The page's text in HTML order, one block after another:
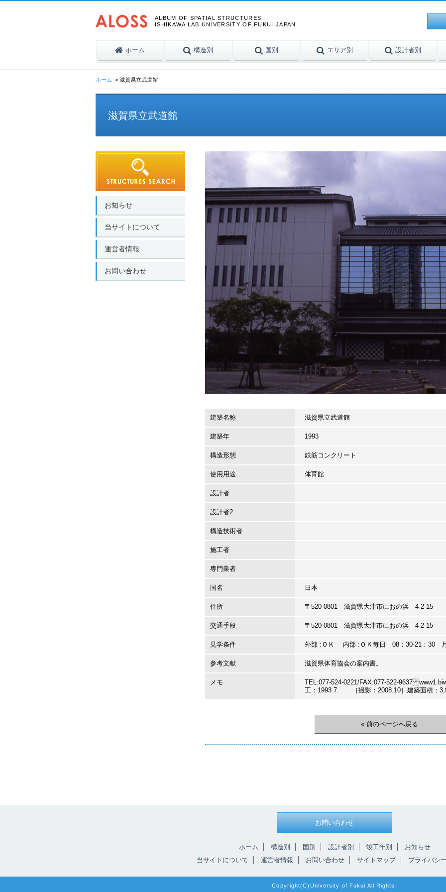
ALBUM OF SPATIAL STRUCTURES
ISHIKAWA LAB UNIVERSITY OF FUKUI JAPAN
ホーム 構造別 国別 エリア別 設計者別
ホーム 滋賀県立武道館
滋賀県立武道館
建築名称 滋賀県立武道館
建築年 1993
構造形態 鉄筋コンクリート
使用用途 体育館
設計者
設計者2
構造技術者
施工者
専門業者
国名 日本
住所 〒520-0801 滋賀県大津市におの浜 4-2-15
交通手段 〒520-0801 滋賀県大津市におの浜 4-2-15
見学条件 外部 :ＯＫ 内部 :ＯＫ 毎日 08：30-21：30
参考文献 滋賀県体育協会の案内書。
メモ
TEL:077-524-0221/FAX:077-522-9637
工：1993.7. ［撮影：2008.10］建築面積：
« 前のページへ戻る
お知らせ
当サイトについて
運営者情報
お問い合わせ
お問い合わせ
ホーム 構造別 国別 設計者別 竣工年別
お知らせ
当サイトについて
運営者情報 お問い合わせ サイトマップ プライバシ
Copyright(C)University of Fukui All Rights.